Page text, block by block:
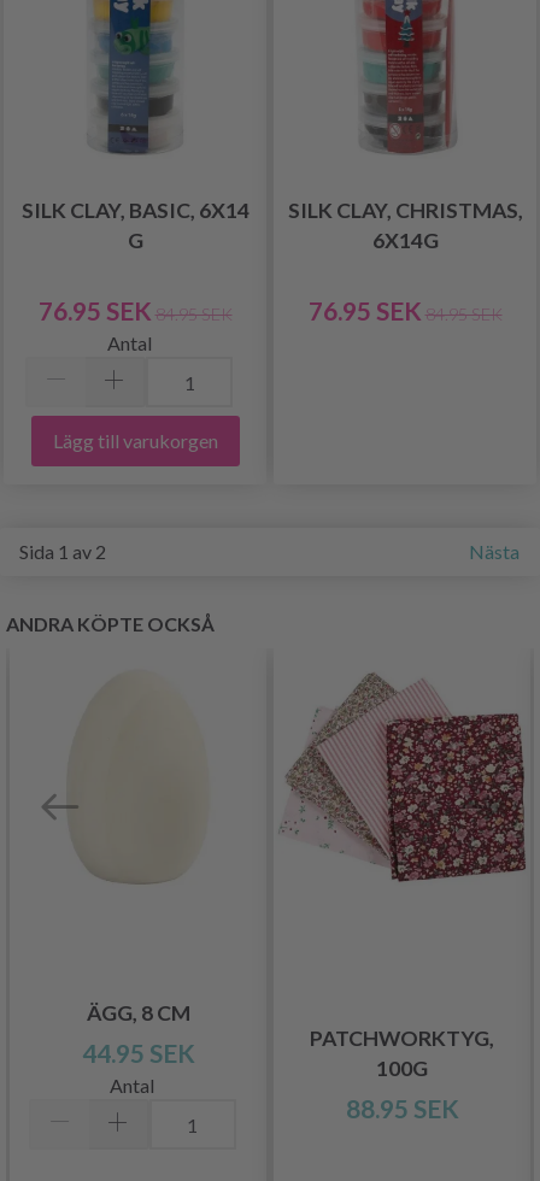
SILK CLAY, BASIC, 6X14
G
76.95 SEK 84.95 SEK
Antal
Lägg till varukorgen
SILK CLAY, CHRISTMAS,
6X14G
76.95 SEK 84.95 SEK
Sida 1 av 2 Nästa
ANDRA KÖPTE OCKSÅ
ÄGG, 8 CM
44.95 SEK
Antal
PATCHWORKTYG,
100G
88.95 SEK